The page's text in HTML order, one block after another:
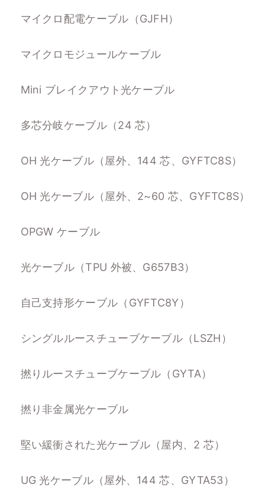
マイクロ配電ケーブル（GJFH）
マイクロモジュールケーブル
Mini ブレイクアウト光ケーブル
多芯分岐ケーブル（24 芯）
OH 光ケーブル（屋外、144 芯、GYFTC8S）
OH 光ケーブル（屋外、2~60 芯、GYFTC8S）
OPGW ケーブル
光ケーブル（TPU 外被、G657B3）
自己支持形ケーブル（GYFTC8Y）
シングルルースチューブケーブル（LSZH）
撚りルースチューブケーブル（GYTA）
撚り非金属光ケーブル
堅い緩衝された光ケーブル（屋内、2 芯）
UG 光ケーブル（屋外、144 芯、GYTA53）